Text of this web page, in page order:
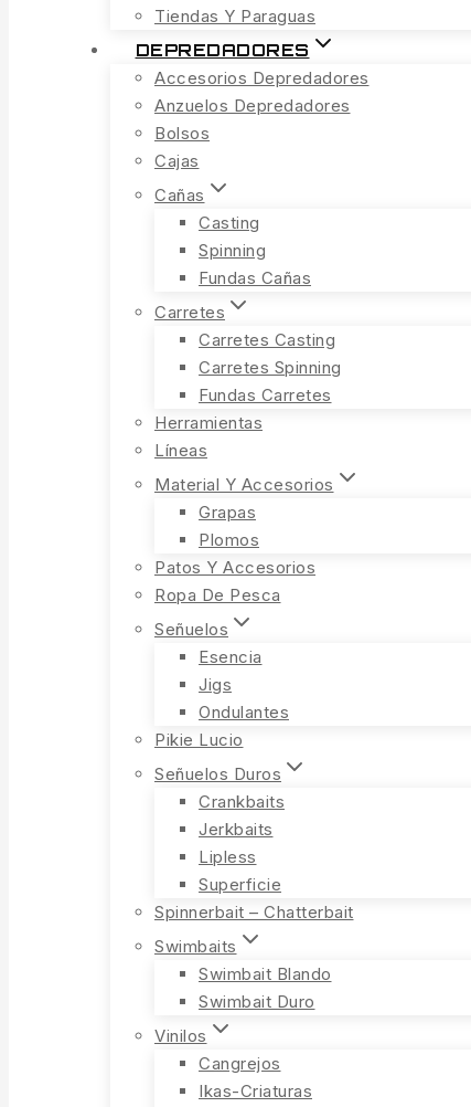
Tiendas Y Paraguas
DEPREDADORES
Accesorios Depredadores
Anzuelos Depredadores
Bolsos
Cajas
Cañas
Casting
Spinning
Fundas Cañas
Carretes
Carretes Casting
Carretes Spinning
Fundas Carretes
Herramientas
Líneas
Material Y Accesorios
Grapas
Plomos
Patos Y Accesorios
Ropa De Pesca
Señuelos
Esencia
Jigs
Ondulantes
Pikie Lucio
Señuelos Duros
Crankbaits
Jerkbaits
Lipless
Superficie
Spinnerbait – Chatterbait
Swimbaits
Swimbait Blando
Swimbait Duro
Vinilos
Cangrejos
Ikas-Criaturas